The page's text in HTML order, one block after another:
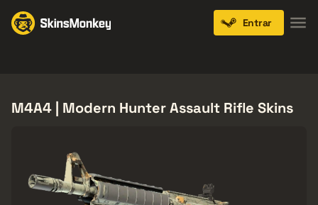
Entrar
M4A4 | Modern Hunter Assault Rifle Skins